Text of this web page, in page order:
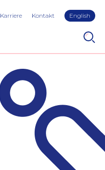
Karriere Kontakt English